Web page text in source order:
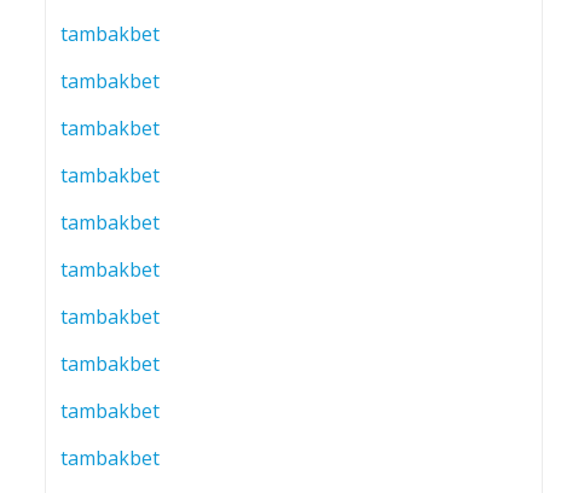
tambakbet
tambakbet
tambakbet
tambakbet
tambakbet
tambakbet
tambakbet
tambakbet
tambakbet
tambakbet